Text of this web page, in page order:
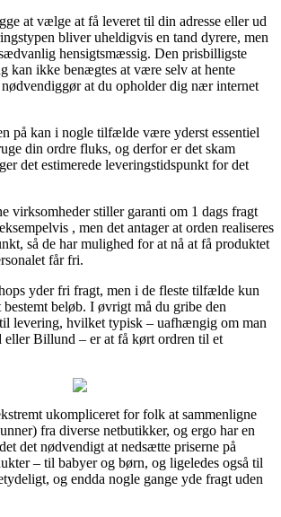
at vælge at få leveret til din adresse eller ud
bliver uheldigvis en tand dyrere, men
hensigtsmæssig. Den prisbilligste
kan ikke benægtes at være selv at hente
at du opholder dig nær internet
på kan i nogle tilfælde være yderst essentiel
din ordre fluks, og derfor er det skam
det estimerede leveringstidspunkt for det
virksomheder stiller garanti om 1 dags fragt
, men det antager at orden realiseres
så de har mulighed for at nå at få produktet
får fri.
yder fri fragt, men i de fleste tilfælde kun
beløb. I øvrigt må du gribe den
levering, hvilket typisk – uafhængig om man
eller Billund – er at få kørt ordren til et
ukompliceret for folk at sammenligne
fra diverse netbutikker, og ergo har en
det nødvendigt at nedsætte priserne på
– til babyer og børn, og ligeledes også til
og endda nogle gange yde fragt uden